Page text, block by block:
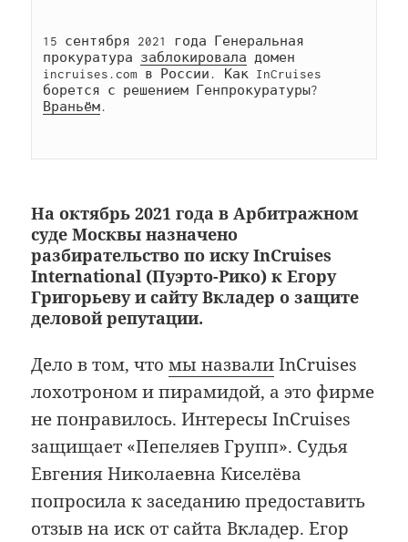
15 сентября 2021 года Генеральная
прокуратура заблокировала домен
incruises.com в России. Как InCruises
Враньём.
На октябрь 2021 года в Арбитражном
суде Москвы назначено
разбирательство по иску InCruises
International (Пуэрто-Рико) к Егору
Григорьеву и сайту Вкладер о защите
деловой репутации.
Дело в том, чтомы назвалиInCruises
лохотроном и пирамидой, а это фирме
не понравилось. Интересы InCruises
защищает «Пепеляев Групп». Судья
Евгения Николаевна Киселёва
попросила к заседанию предоставить
отзыв на иск от сайта Вкладер. Егор